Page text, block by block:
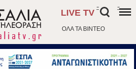
ΟΛΑ ΤΑ ΒΙΝΤΕΟ
LIVE TV
- -